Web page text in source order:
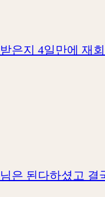
은지 4일만에 재
은 된다하셨고 결